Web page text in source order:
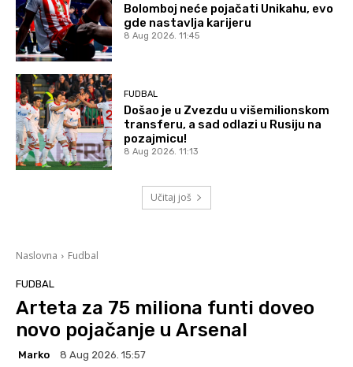
Bolomboj neće pojačati Unikahu, evo
gde nastavlja karijeru
8 Aug 2026. 11:45
FUDBAL
Došao je u Zvezdu u višemilionskom
transferu, a sad odlazi u Rusiju na
pozajmicu!
8 Aug 2026. 11:13
Učitaj još